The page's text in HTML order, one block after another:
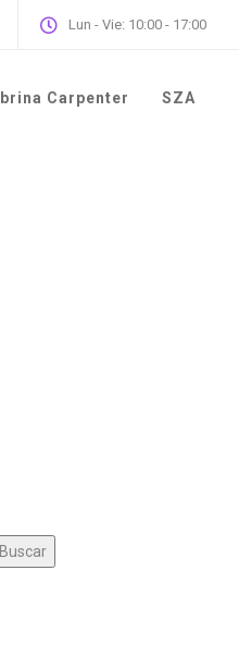
Lun - Vie: 10:00 - 17:00
Carpenter SZA
Buscar